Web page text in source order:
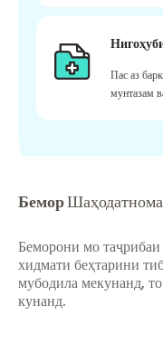
Пас аз
мунтазам
Бемор
Беморони мо
хидмати беҳтарини
мубодила мекунанд,
кунанд.